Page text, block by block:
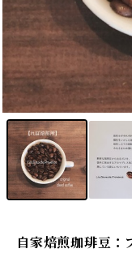
自家焙煎珈琲豆：